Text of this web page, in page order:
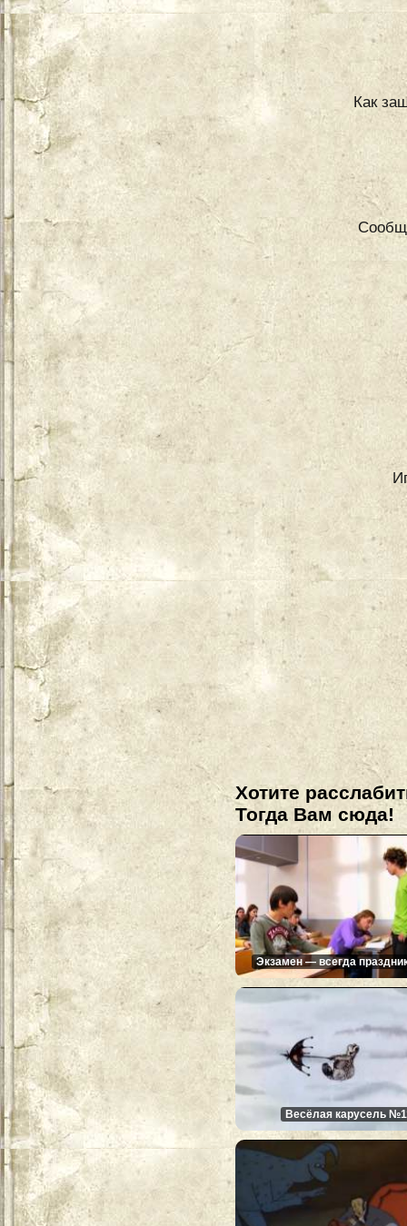
Как
Хотите
Тогда Вам сюда!
Экзамен — всегда
Весёлая карусель